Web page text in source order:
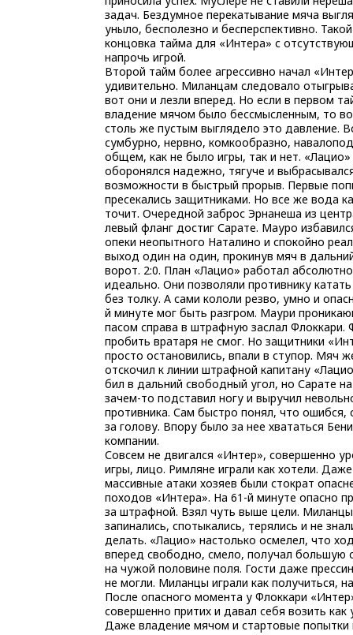
задач. Бездумное перекатывание мяча
уныло, бесполезно и бесперспективно.
концовка тайма для «Интера» с
напрочь игрой.
Второй тайм более агрессивно начал
удивительно. Миланцам следовало
вот они и лезли вперед. Но если в первом
владение мячом было бессмысленным, то
столь же пустым выглядело это давление.
сумбурно, нервно, комкообразно,
общем, как не было игры, так и нет. «Лацио»
оборонялся надежно, тягуче и
возможности в быстрый прорыв. Первые
пресекались защитниками. Но все же вода
точит. Очередной заброс Эрнанеша из
левый фланг достиг Сарате. Мауро
опеки неопытного Наталино и спокойно
выход один на один, прокинув мяч в
ворот. 2:0. План «Лацио» работал абсолютно
идеально. Они позволяли противнику
без толку. А сами кололи резво, умно и
й минуте мог быть разгром. Маури
пасом справа в штрафную заслал Флоккари.
пробить вратаря не смог. Но защитники
просто остановились, впали в ступор. Мяч
отскочил к линии штрафной капитану
бил в дальний свободный угол, но Сарате
зачем-то подставил ногу и выручил
противника. Сам быстро понял, что ошибся,
за голову. Впору было за нее хвататься
компании.
Совсем не двигался «Интер», совершенно
игры, лицо. Римляне играли как хотели.
массивные атаки хозяев были стократ
походов «Интера». На 61-й минуте опасно
за штрафной. Взял чуть выше цели. Миланцы
запинались, спотыкались, терялись и не
делать. «Лацио» настолько осмелел, что
вперед свободно, смело, получал большую
на чужой половине поля. Гости даже
не могли. Миланцы играли как получиться,
После опасного момента у Флоккари
совершенно притих и давал себя возить как
Даже владение мячом и стартовые попытки